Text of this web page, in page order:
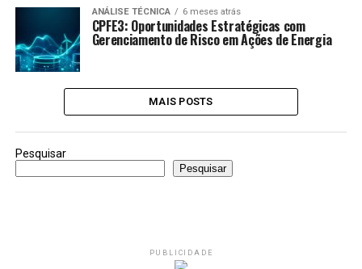
ANÁLISE TÉCNICA 6 meses atrás
CPFE3: Oportunidades Estratégicas com
Gerenciamento de Risco em Ações de Energia
MAIS POSTS
Pesquisar
Pesquisar
PUBLICIDADE